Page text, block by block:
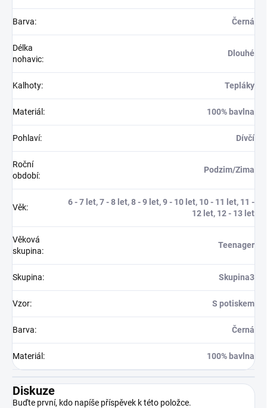
Barva: Černá
Délka
nohavic:
Dlouhé
Kalhoty: Tepláky
Materiál : 100% bavlna
Pohlaví: Dívčí
Roční
období:
Podzim/Zima
Věk:
6 - 7 let, 7 - 8 let, 8 - 9 let, 9 - 10 let, 10 - 11 let, 11 -
12 let, 12 - 13 let
Věková
skupina:
Teenager
Skupina: Skupina3
Vzor: S potiskem
Barva: Černá
Materiál : 100% bavlna
Diskuze
Buďte první, kdo napíše příspěvek k této položce.